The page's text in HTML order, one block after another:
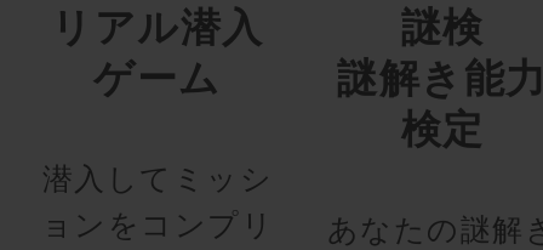
リアル潜入
ゲーム
潜入してミッシ
ョンをコンプリ
謎検
謎解き能
検定
あなたの謎解